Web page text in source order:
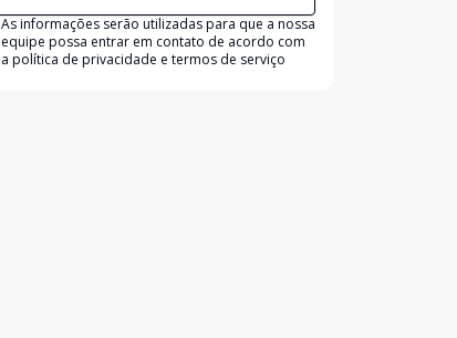
As informações serão utilizadas para que a nossa
equipe possa entrar em contato de acordo com
a política de privacidade e termos de serviço